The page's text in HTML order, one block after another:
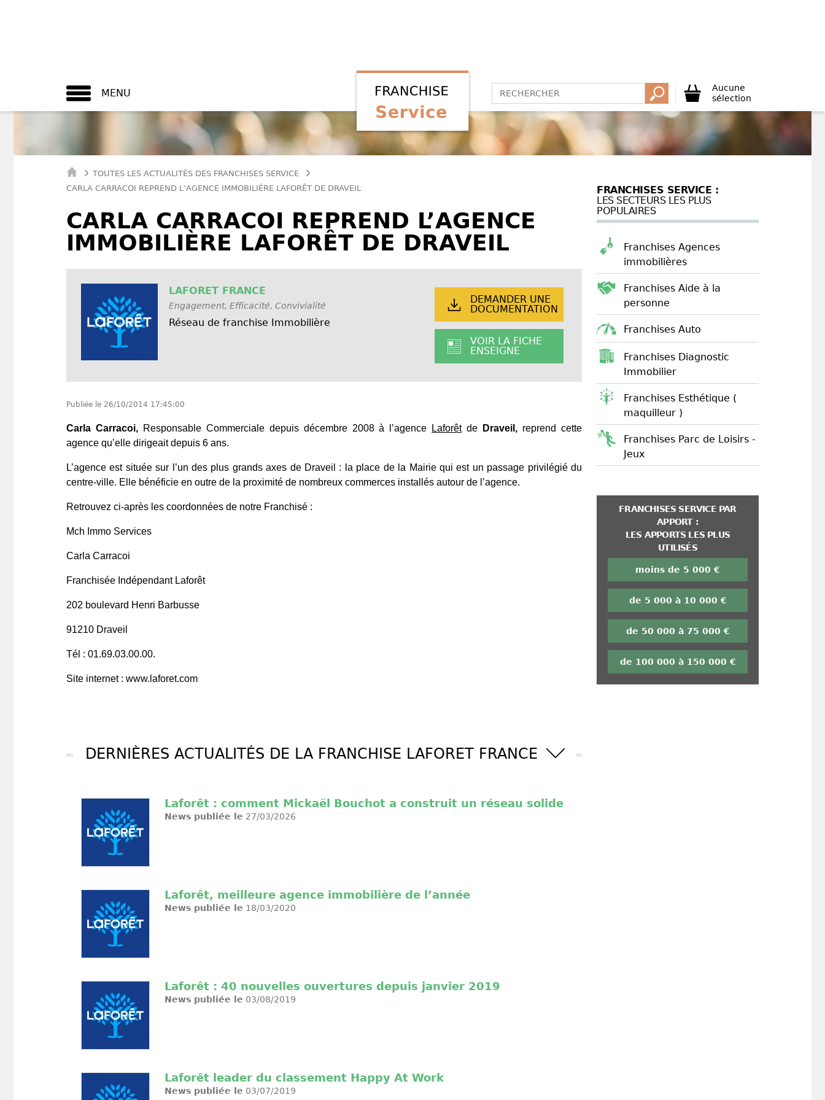
MENU
Aucune
sélection
TOUTES LES ACTUALITÉS DES FRANCHISES SERVICE
CARLA CARRACOI REPREND L’AGENCE IMMOBILIÈRE LAFORÊT DE DRAVEIL
CARLA CARRACOI REPREND L’AGENCE
IMMOBILIÈRE LAFORÊT DE DRAVEIL
LAFORET FRANCE
Engagement, Efficacité, Convivialité
Réseau de franchise Immobilière
DEMANDER UNE
DOCUMENTATION
VOIR LA FICHE
ENSEIGNE
Publiée le 26/10/2014 17:45:00
Carla Carracoi,Responsable Commerciale depuis décembre 2008 à l’agence Laforêtde Draveil, reprend cette
agence qu’elle dirigeait depuis 6 ans.
L’agence est située sur l’un des plus grands axes de Draveil : la place de la Mairie qui est un passage privilégié du
centre-ville. Elle bénéficie en outre de la proximité de nombreux commerces installés autour de l’agence.
Retrouvez ci-après les coordonnées de notre Franchisé :
Mch Immo Services
Carla Carracoi
Franchisée Indépendant Laforêt
202 boulevard Henri Barbusse
91210 Draveil
Tél : 01.69.03.00.00.
Site internet : www.laforet.com
DERNIÈRES ACTUALITÉS DE LA FRANCHISE LAFORET FRANCE
Laforêt : comment Mickaël Bouchot a construit un réseau solide
News publiée le 27/03/2026
Laforêt, meilleure agence immobilière de l’année
News publiée le 18/03/2020
Laforêt : 40 nouvelles ouvertures depuis janvier 2019
News publiée le 03/08/2019
Laforêt leader du classement Happy At Work
News publiée le 03/07/2019
FRANCHISES SERVICE :
LES SECTEURS LES PLUS
POPULAIRES
Franchises Agences
immobilières
Franchises Aide à la
personne
Franchises Auto
Franchises Diagnostic
Immobilier
Franchises Esthétique (
maquilleur )
Franchises Parc de Loisirs -
Jeux
FRANCHISES SERVICE PAR
APPORT :
LES APPORTS LES PLUS
UTILISÉS
moins de 5 000 €
de 5 000 à 10 000 €
de 50 000 à 75 000 €
de 100 000 à 150 000 €